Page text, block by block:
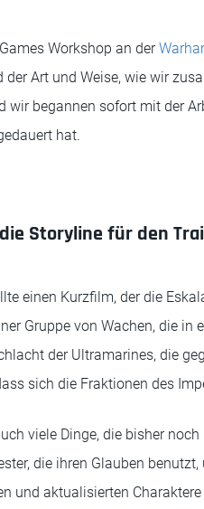
Workshop an der
der Art und Weise, wie wir
wir begannen sofort mit der
hat.
Storyline für den
einen Kurzfilm, der die
Gruppe von Wachen, die
der Ultramarines, die
sich die Fraktionen des
viele Dinge, die bisher
die ihren Glauben
und aktualisierten